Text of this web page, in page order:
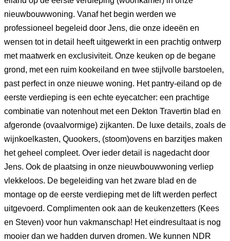
nieuwbouwwoning. Vanaf het begin werden we
professioneel begeleid door Jens, die onze ideeën en
wensen tot in detail heeft uitgewerkt in een prachtig ontwerp
met maatwerk en exclusiviteit. Onze keuken op de begane
grond, met een ruim kookeiland en twee stijlvolle barstoelen,
past perfect in onze nieuwe woning. Het pantry-eiland op de
eerste verdieping is een echte eyecatcher: een prachtige
combinatie van notenhout met een Dekton Travertin blad en
afgeronde (ovaalvormige) zijkanten. De luxe details, zoals de
wijnkoelkasten, Quookers, (stoom)ovens en barzitjes maken
het geheel compleet. Over ieder detail is nagedacht door
Jens. Ook de plaatsing in onze nieuwbouwwoning verliep
vlekkeloos. De begeleiding van het zware blad en de
montage op de eerste verdieping met de lift werden perfect
uitgevoerd. Complimenten ook aan de keukenzetters (Kees
en Steven) voor hun vakmanschap! Het eindresultaat is nog
mooier dan we hadden durven dromen. We kunnen NDR